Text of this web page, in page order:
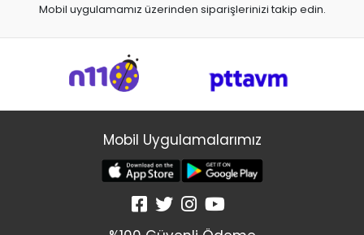
Mobil uygulamamız üzerinden siparişlerinizi takip edin.
Mobil Uygulamalarımız